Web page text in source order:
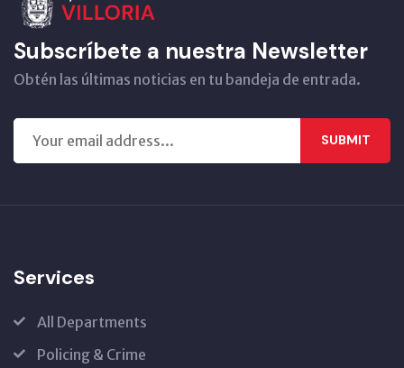
Subscríbete a nuestra Newsletter
Obtén las últimas noticias en tu bandeja de entrada.
SUBMIT
Services
All Departments
Policing & Crime